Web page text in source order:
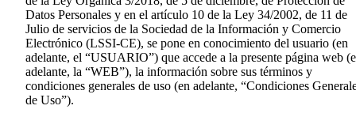
Datos Personales y en el artículo 10 de la Ley 34/2002, de 11 de
Julio de servicios de la Sociedad de la Información y Comercio
Electrónico (LSSI-CE), se pone en conocimiento del usuario (en
adelante, el “USUARIO”) que accede a la presente página web
adelante, la “WEB”), la información sobre sus términos y
condiciones generales de uso (en adelante, “Condiciones
de Uso”).